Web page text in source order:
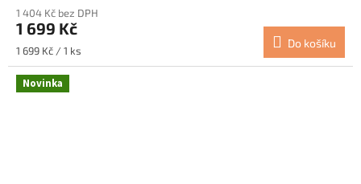
1 404 Kč bez DPH
1 699 Kč
Měrná
cena:
1 699 Kč / 1 ks
Do košíku
Novinka